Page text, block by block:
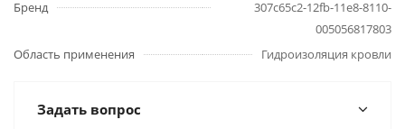
Бренд
307c65c2-12fb-11e8-8110-
005056817803
Область применения
Гидроизоляция кровли
Задать вопрос